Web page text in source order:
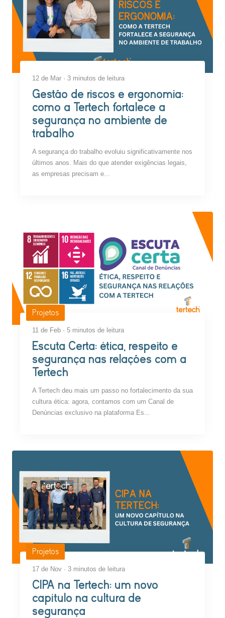
12 de Mar · 3 minutos de leitura
Gestão de riscos e ergonomia:
como a Tertech fortalece a
segurança no ambiente de
trabalho
A segurança do trabalho evoluiu significativamente nos
últimos anos. Mais do que atender exigências legais,
as empresas precisam e...
Projetos
11 de Feb · 5 minutos de leitura
Escuta Certa: ética, respeito e
segurança nas relações com a
Tertech
A Tertech deu mais um passo no fortalecimento da sua
cultura ética: agora, contamos com um Canal de
Denúncias exclusivo na plataforma Es...
Projetos
17 de Nov · 3 minutos de leitura
CIPA na Tertech: um novo
capítulo na cultura de
segurança